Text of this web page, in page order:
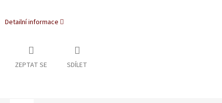
Detailní informace
ZEPTAT SE SDÍLET